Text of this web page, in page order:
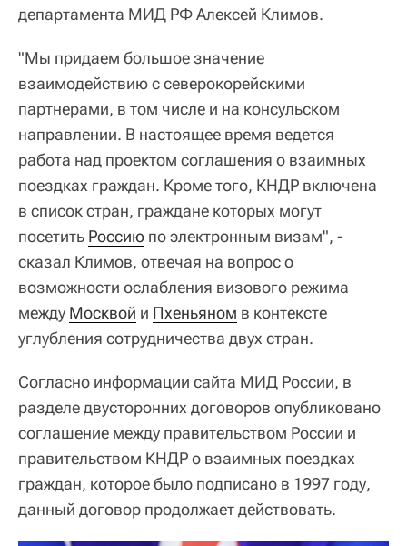
департамента МИД РФ Алексей Климов.
"Мы придаем большое значение
взаимодействию с северокорейскими
партнерами, в том числе и на консульском
направлении. В настоящее время ведется
работа над проектом соглашения о взаимных
поездках граждан. Кроме того, КНДР включена
в список стран, граждане которых могут
посетить Россию по электронным визам", -
сказал Климов, отвечая на вопрос о
возможности ослабления визового режима
между Москвой и Пхеньяном в контексте
углубления сотрудничества двух стран.
Согласно информации сайта МИД России, в
разделе двусторонних договоров опубликовано
соглашение между правительством России и
правительством КНДР о взаимных поездках
граждан, которое было подписано в 1997 году,
данный договор продолжает действовать.